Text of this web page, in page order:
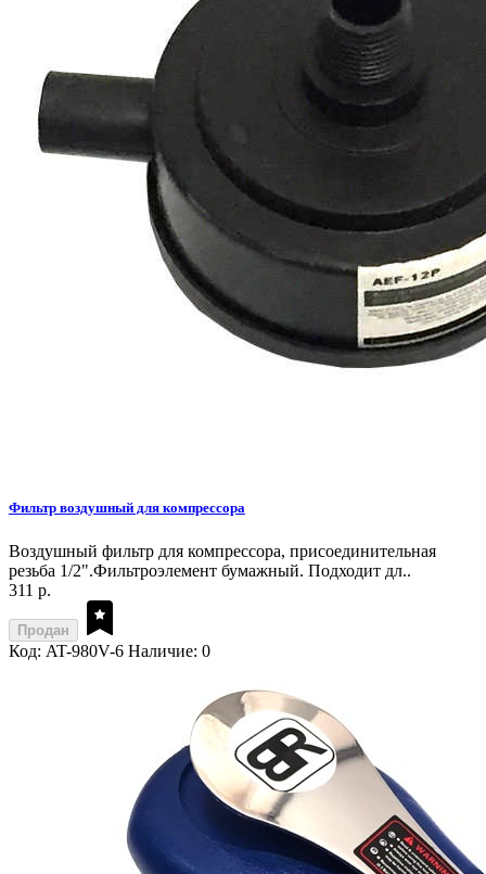
Фильтр воздушный для компрессора
Воздушный фильтр для компрессора, присоединительная
резьба 1/2".Фильтроэлемент бумажный. Подходит дл..
311 р.
Продан
Код: AT-980V-6 Наличие: 0